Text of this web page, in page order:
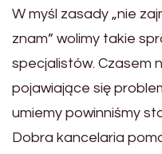
W myśl zasady „nie
znam” wolimy takie
specjalistów. Czasem
pojawiające się
umiemy powinniśmy
Dobra kancelaria